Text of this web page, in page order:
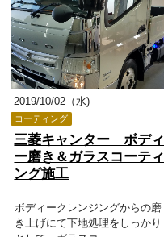
2019/10/02（水)
コーティング
三菱キャンター ボディ
ー磨き＆ガラスコーティ
ング施工
ボディークレンジングからの磨
き上げにて下地処理をしっかり